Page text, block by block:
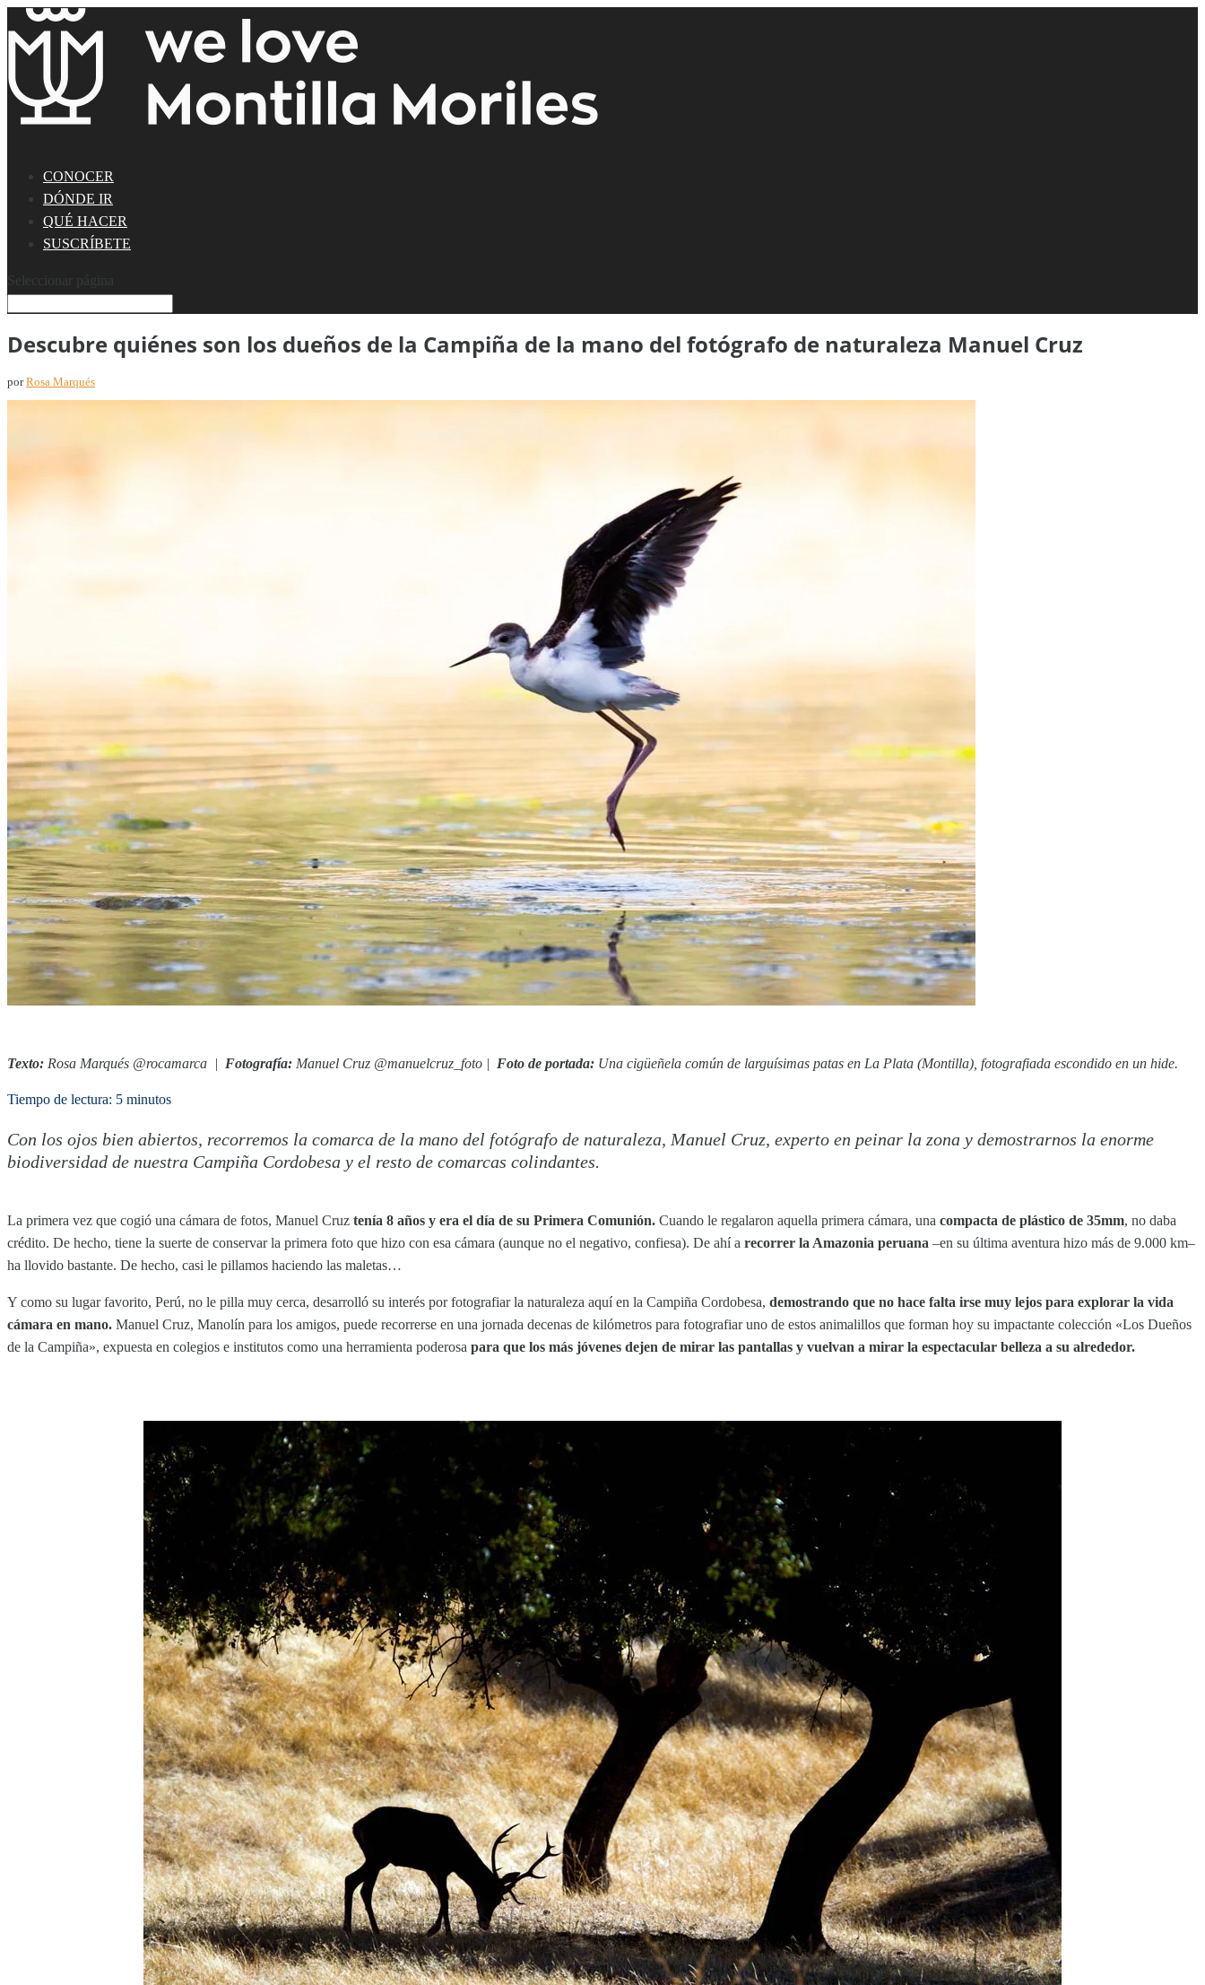
CONOCER
DÓNDE IR
QUÉ HACER
SUSCRÍBETE
Seleccionar página
Descubre quiénes son los dueños de la Campiña de la mano del fotógrafo de naturaleza Manuel Cruz
porRosa Marqués
Texto: Rosa Marqués @rocamarca | Fotografía: Manuel Cruz @manuelcruz_foto | Foto de portada: Una cigüeñela común de larguísimas patas en La Plata (Montilla), fotografiada escondido en un hide.
Tiempo de lectura: 5 minutos
Con los ojos bien abiertos, recorremos la comarca de la mano del fotógrafo de naturaleza, Manuel Cruz, experto en peinar la zona y demostrarnos la enorme
biodiversidad de nuestra Campiña Cordobesa y el resto de comarcas colindantes.
La primera vez que cogió una cámara de fotos, Manuel Cruz tenía 8 años y era el día de su Primera Comunión. Cuando le regalaron aquella primera cámara, una compacta de plástico de 35mm, no daba
crédito. De hecho, tiene la suerte de conservar la primera foto que hizo con esa cámara (aunque no el negativo, confiesa). De ahí a recorrer la Amazonia peruana –en su última aventura hizo más de 9.000 km–
ha llovido bastante. De hecho, casi le pillamos haciendo las maletas…
Y como su lugar favorito, Perú, no le pilla muy cerca, desarrolló su interés por fotografiar la naturaleza aquí en la Campiña Cordobesa, demostrando que no hace falta irse muy lejos para explorar la vida
cámara en mano. Manuel Cruz, Manolín para los amigos, puede recorrerse en una jornada decenas de kilómetros para fotografiar uno de estos animalillos que forman hoy su impactante colección «Los Dueños
de la Campiña», expuesta en colegios e institutos como una herramienta poderosa para que los más jóvenes dejen de mirar las pantallas y vuelvan a mirar la espectacular belleza a su alrededor.